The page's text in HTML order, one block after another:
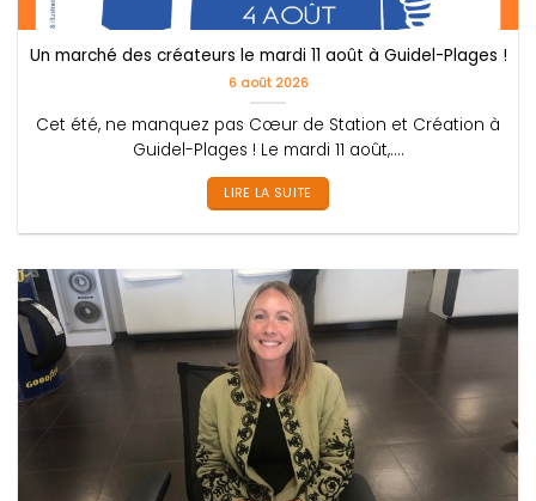
Un marché des créateurs le mardi 11 août à Guidel-Plages !
6 août 2026
Cet été, ne manquez pas Cœur de Station et Création à
Guidel-Plages ! Le mardi 11 août,....
LIRE LA SUITE